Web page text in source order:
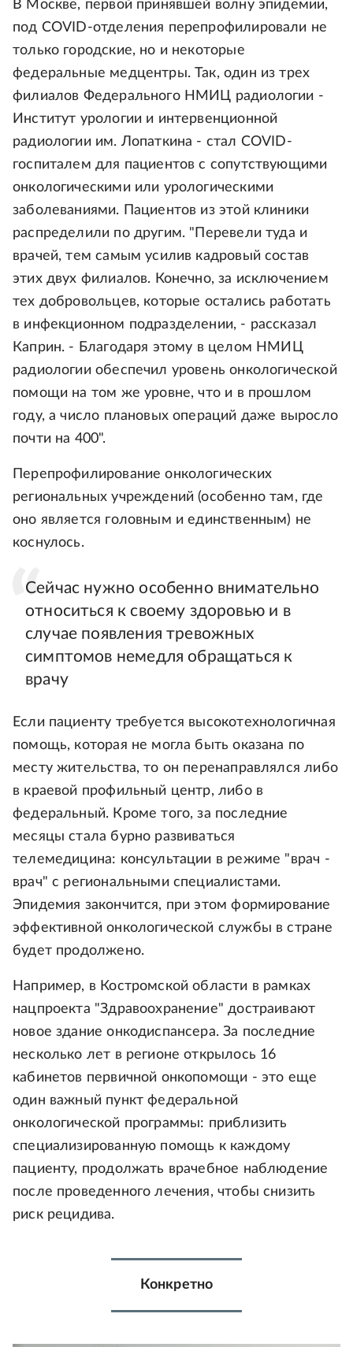
В Москве, первой принявшей волну эпидемии,
под COVID-отделения перепрофилировали не
только городские, но и некоторые
федеральные медцентры. Так, один из трех
филиалов Федерального НМИЦ радиологии -
Институт урологии и интервенционной
радиологии им. Лопаткина - стал COVID-
госпиталем для пациентов с сопутствующими
онкологическими или урологическими
заболеваниями. Пациентов из этой клиники
распределили по другим. "Перевели туда и
врачей, тем самым усилив кадровый состав
этих двух филиалов. Конечно, за исключением
тех добровольцев, которые остались работать
в инфекционном подразделении, - рассказал
Каприн. - Благодаря этому в целом НМИЦ
радиологии обеспечил уровень онкологической
помощи на том же уровне, что и в прошлом
году, а число плановых операций даже выросло
почти на 400".
Перепрофилирование онкологических
региональных учреждений (особенно там, где
оно является головным и единственным) не
коснулось.
Сейчас нужно особенно внимательно
относиться к своему здоровью и в
случае появления тревожных
симптомов немедля обращаться к
врачу
Если пациенту требуется высокотехнологичная
помощь, которая не могла быть оказана по
месту жительства, то он перенаправлялся либо
в краевой профильный центр, либо в
федеральный. Кроме того, за последние
месяцы стала бурно развиваться
телемедицина: консультации в режиме "врач -
врач" с региональными специалистами.
Эпидемия закончится, при этом формирование
эффективной онкологической службы в стране
будет продолжено.
Например, в Костромской области в рамках
нацпроекта "Здравоохранение" достраивают
новое здание онкодиспансера. За последние
несколько лет в регионе открылось 16
кабинетов первичной онкопомощи - это еще
один важный пункт федеральной
онкологической программы: приблизить
специализированную помощь к каждому
пациенту, продолжать врачебное наблюдение
после проведенного лечения, чтобы снизить
риск рецидива.
Конкретно